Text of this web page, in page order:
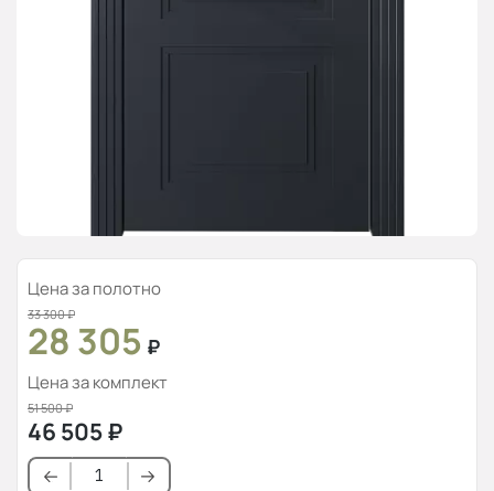
Цена за полотно
33 300₽
28 305 ₽
Цена за комплект
51 500₽
46 505₽